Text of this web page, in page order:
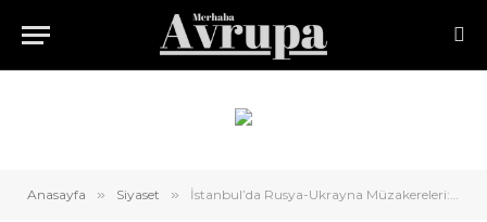
Anasayfa » Siyaset » İstanbul’da Rusya-Ukrayna Müzakereleri: Üçüncü Tur Neler Getirecek?